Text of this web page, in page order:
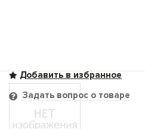
Задать вопрос о товаре